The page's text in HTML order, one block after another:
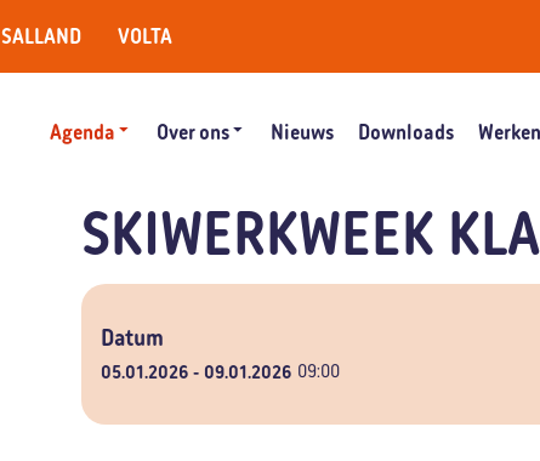
SALLAND VOLTA
Agenda Over ons Nieuws Downloads
SKIWERKWEEK
Datum
05.01.2026 09:00
09.01.2026